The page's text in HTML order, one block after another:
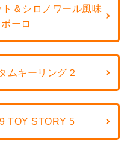
＆シロノワール風味
ーロ
ムキーリング２
TOY STORY 5